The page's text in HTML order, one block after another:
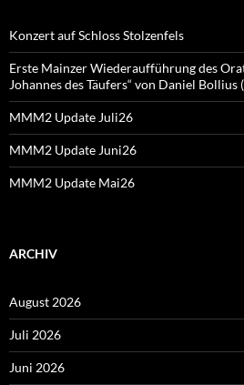
Konzert auf Schloss Stolzenfels
Erste Mainzer Wiederaufführung des
Johannes des Täufers“ von Daniel
MMM2 Update Juli26
MMM2 Update Juni26
MMM2 Update Mai26
ARCHIV
August 2026
Juli 2026
Juni 2026